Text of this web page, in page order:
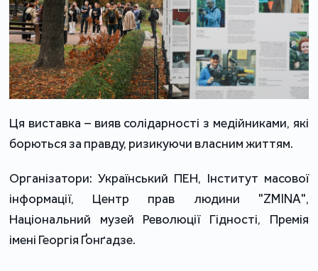
Ця виставка – вияв солідарності з медійниками, які
борються за правду, ризикуючи власним життям.
Організатори: Український ПЕН, Інститут масової
інформації, Центр прав людини "ZMINA",
Національний музей Революції Гідності, Премія
імені Георгія Ґонґадзе.